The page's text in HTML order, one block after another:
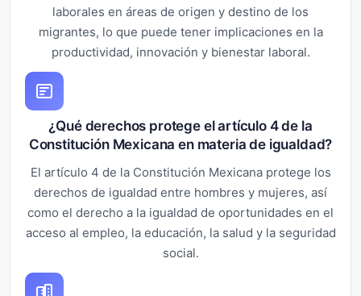
laborales en áreas de origen y destino de los
migrantes, lo que puede tener implicaciones en la
productividad, innovación y bienestar laboral.
¿Qué derechos protege el artículo 4 de la
Constitución Mexicana en materia de igualdad?
El artículo 4 de la Constitución Mexicana protege los
derechos de igualdad entre hombres y mujeres, así
como el derecho a la igualdad de oportunidades en el
acceso al empleo, la educación, la salud y la seguridad
social.